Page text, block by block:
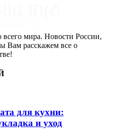
мира. Новости России,
Вам расскажем все о
для кухни:
и уход